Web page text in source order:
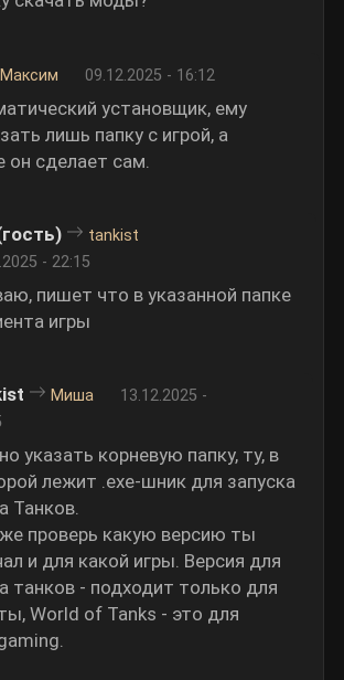
Максим 09.12.2025 - 16:12
установщик, ему
лишь папку с игрой, а
он сделает сам.
tankist
- 22:15
пишет что в указанной папке
игры
Миша
13.12.2025 -
указать корневую папку, ту, в
лежит .exe-шник для запуска
Танков.
проверь какую версию ты
и для какой игры. Версия для
танков - подходит только для
World of Tanks - это для